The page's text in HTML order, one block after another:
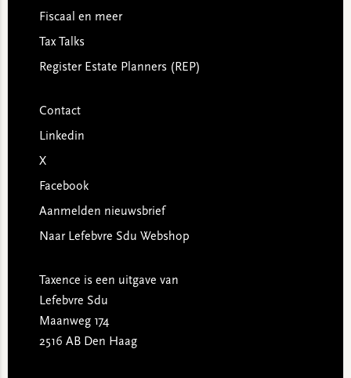
Fiscaal en meer
Tax Talks
Register Estate Planners (REP)
Contact
Linkedin
X
Facebook
Aanmelden nieuwsbrief
Naar Lefebvre Sdu Webshop
Taxence is een uitgave van
Lefebvre Sdu
Maanweg 174
2516 AB Den Haag